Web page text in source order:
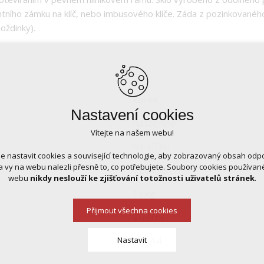
zámku na klíč, nebo imbusového klíče. Záda z
korek
nástěnné
120x90 cm
Vnitřní
15xA4
Nastavení cookies
Vítejte na našem webu!
nastavit cookies a související technologie, aby zobrazovaný obsah
vy na webu nalezli přesně to, co potřebujete. Soubory cookies
webu nikdy neslouží ke zjišťování totožnosti uživatelů stránek.
Přijmout všechna cookies
Nastavit